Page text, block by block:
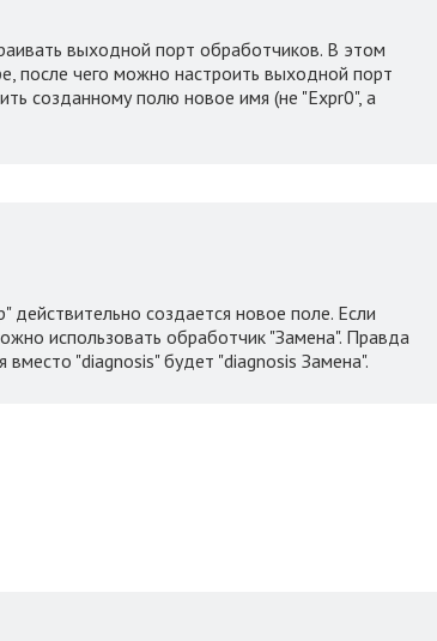
выходной порт обработчиков. В этом
после чего можно настроить выходной порт
созданному полю новое имя (не "Expr0", а
действительно создается новое поле. Если
использовать обработчик "Замена". Правда
"diagnosis" будет "diagnosis Замена".